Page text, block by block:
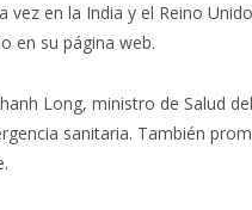
en la India y el Reino
en su página web.
Long, ministro de Salud
sanitaria. También